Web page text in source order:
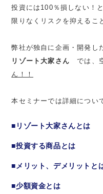
投資には100％損しない！
限りなくリスクを抑えるこ
弊社が独自に企画・開発し
リゾート大家さんでは、
ん！！
本セミナーでは詳細につい
■リゾート大家さんとは
■投資する商品とは
■メリット、デメリットと
■少額資金とは